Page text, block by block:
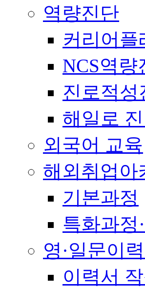
역량진단
커리어플
NCS역량
진로적성
해일로
외국어 교육
해외취업아
기본과정
특화과정
영·일문이
이력서